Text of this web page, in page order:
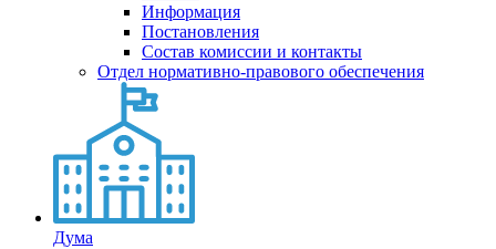
Информация
Постановления
Состав комиссии и контакты
Отдел нормативно-правового обеспечения
Дума